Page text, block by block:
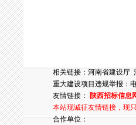
相关链接： 河南省建设厅
重大建设项目违规举报：
友情链接：
陕西招标信息
本站现诚征友情链接，现
合作单位：